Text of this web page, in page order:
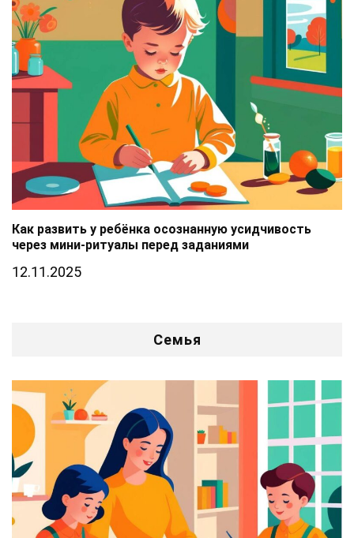
Как развить у ребёнка осознанную усидчивость
через мини-ритуалы перед заданиями
12.11.2025
Семья